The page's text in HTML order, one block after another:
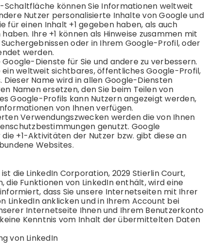
können Sie Informationen weltweit
Nutzer personalisierte Inhalte von Google und
für einen Inhalt +1 gegeben haben, als auch
Ihre +1 können als Hinweise zusammen mit
oder in Ihrem Google-Profil, oder
werden.
Dienste für Sie und andere zu verbessern.
weltweit sichtbares, öffentliches Google-Profil,
Name wird in allen Google-Diensten
Namen ersetzen, den Sie beim Teilen von
Google-Profils kann Nutzern angezeigt werden,
von Ihnen verfügen.
Verwendungszwecken werden die von Ihnen
bestimmungen genutzt. Google
+1-Aktivitäten der Nutzer bzw. gibt diese an
Websites.
die LinkedIn Corporation, 2029 Stierlin Court,
die Funktionen von LinkedIn enthält, wird eine
dass Sie unsere Internetseiten mit Ihrer
LinkedIn anklicken und in Ihrem Account bei
Internetseite Ihnen und Ihrem Benutzerkonto
Kenntnis vom Inhalt der übermittelten Daten
von LinkedIn